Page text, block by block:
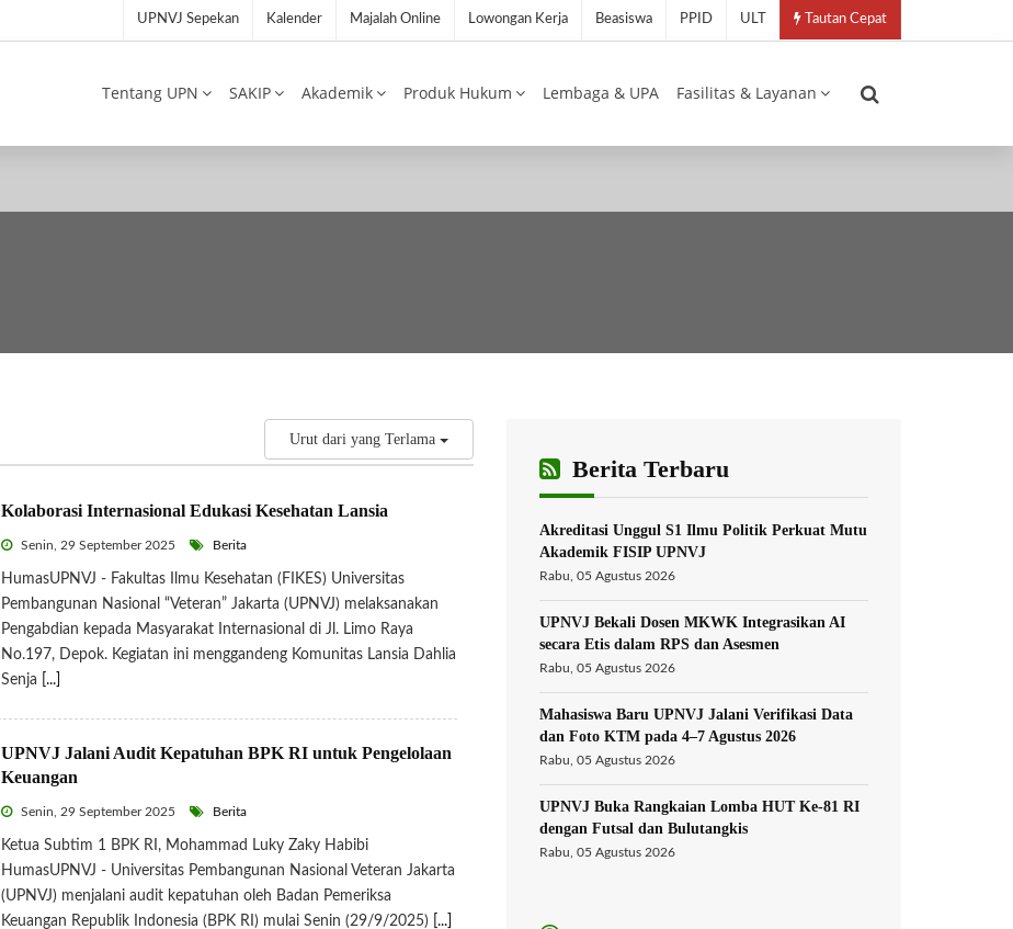
UPNVJ Sepekan Kalender Majalah Online Lowongan Kerja Beasiswa PPID ULT Tautan Cepat
Tentang UPN SAKIP Akademik Produk Hukum Lembaga & UPA Fasilitas & Layanan
Urut dari yang Terlama
Kolaborasi Internasional Edukasi Kesehatan Lansia
Senin, 29 September 2025 Berita
HumasUPNVJ - Fakultas Ilmu Kesehatan (FIKES) Universitas
Pembangunan Nasional “Veteran” Jakarta (UPNVJ) melaksanakan
Pengabdian kepada Masyarakat Internasional di Jl. Limo Raya
No.197, Depok. Kegiatan ini menggandeng Komunitas Lansia Dahlia
Senja
[...]
UPNVJ Jalani Audit Kepatuhan BPK RI untuk Pengelolaan
Keuangan
Senin, 29 September 2025 Berita
Ketua Subtim 1 BPK RI, Mohammad Luky Zaky Habibi
HumasUPNVJ - Universitas Pembangunan Nasional Veteran Jakarta
(UPNVJ) menjalani audit kepatuhan oleh Badan Pemeriksa
Keuangan Republik Indonesia (BPK RI) mulai Senin (29/9/2025)
[...]
Berita Terbaru
Akreditasi Unggul S1 Ilmu Politik Perkuat Mutu
Akademik FISIP UPNVJ
Rabu, 05 Agustus 2026
UPNVJ Bekali Dosen MKWK Integrasikan AI
secara Etis dalam RPS dan Asesmen
Rabu, 05 Agustus 2026
Mahasiswa Baru UPNVJ Jalani Verifikasi Data
dan Foto KTM pada 4–7 Agustus 2026
Rabu, 05 Agustus 2026
UPNVJ Buka Rangkaian Lomba HUT Ke-81 RI
dengan Futsal dan Bulutangkis
Rabu, 05 Agustus 2026